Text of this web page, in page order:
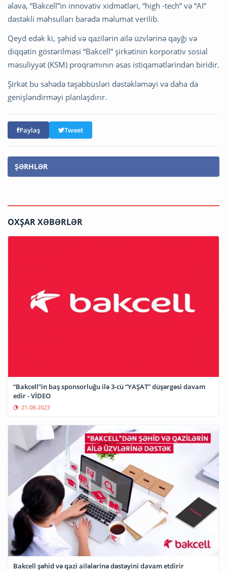
əlavə, “Bakcell”in innovativ xidmətləri, “high -tech” və “AI”
dəstəkli məhsulları barədə məlumat verilib.
Qeyd edək ki, şəhid və qazilərin ailə üzvlərinə qayğı və
diqqətin göstərilməsi “Bakcell” şirkətinin korporativ sosial
məsuliyyət (KSM) proqramının əsas istiqamətlərindən biridir.
Şirkət bu sahədə təşəbbüsləri dəstəkləməyi və daha da
genişləndirməyi planlaşdırır.
Paylaş Tweet
ŞƏRHLƏR
OXŞAR XƏBƏRLƏR
“Bakcell”in baş sponsorluğu ilə 3-cü “YAŞAT” düşərgəsi davam
edir - VİDEO
21-08-2023
Bakcell şəhid və qazi ailələrinə dəstəyini davam etdirir